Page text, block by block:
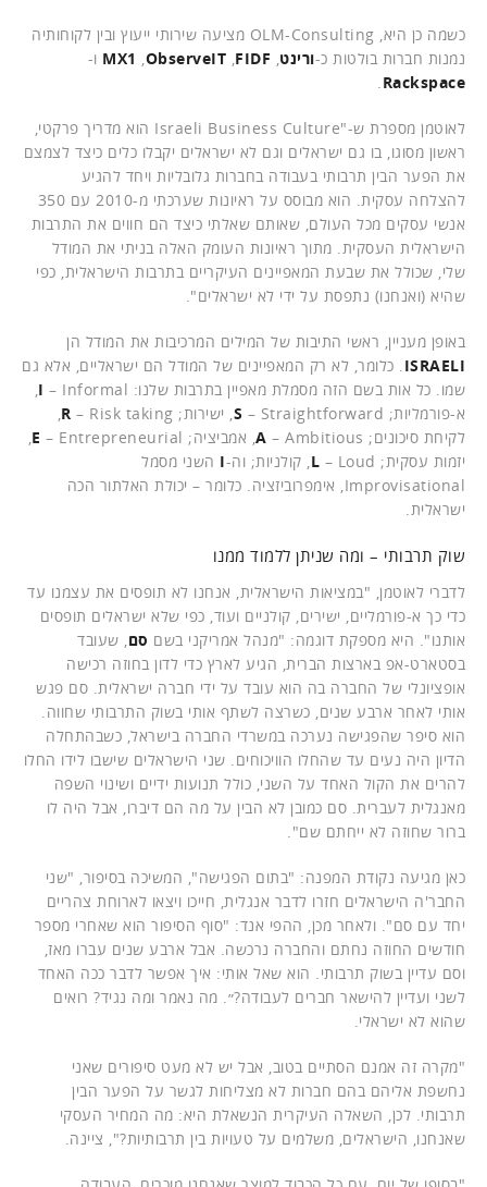
כשמה כן היא, OLM-Consulting מציעה שירותי ייעוץ ובין לקוחותיה
נמנות חברות בולטות כ-ורינט,
MX1 ,ObserveIT ,FIDF
ו-
Rackspace
.
לאוטמן מספרת ש-"Israeli Business Culture הוא מדריך פרקטי,
ראשון מסוגו, בו גם ישראלים וגם לא ישראלים יקבלו כלים כיצד לצמצם
את הפער הבין תרבותי בעבודה בחברות גלובליות ויחד להגיע
להצלחה עסקית. הוא מבוסס על ראיונות שערכתי מ-2010 עם 350
אנשי עסקים מכל העולם, שאותם שאלתי כיצד הם חווים את התרבות
הישראלית העסקית. מתוך ראיונות העומק האלה בניתי את המודל
שלי, שכולל את שבעת המאפיינים העיקריים בתרבות הישראלית, כפי
שהיא (ואנחנו) נתפסת על ידי לא ישראלים".
באופן מעניין, ראשי התיבות של המילים המרכיבות את המודל הן
ISRAELI. כלומר, לא רק המאפיינים של המודל הם ישראליים, אלא גם
שמו. כל אות בשם הזה מסמלת מאפיין בתרבות שלנו:
I
– Informal,
א-פורמליות;
S – Straightforward, ישירות; R
– Risk taking,
לקיחת סיכונים;
A – Ambitious, אמביציה; E
– Entrepreneurial,
יזמות עסקית;
L – Loud, קולניות; וה- I השני מסמל
Improvisational, אימפרוביזציה. כלומר – יכולת האלתור הכה
ישראלית.
שוק תרבותי – ומה שניתן ללמוד ממנו
לדברי לאוטמן, "במציאות הישראלית, אנחנו לא תופסים את עצמנו עד
כדי כך א-פורמליים, ישירים, קולניים ועוד, כפי שלא ישראלים תופסים
אותנו". היא מספקת דוגמה: "מנהל אמריקני בשם סם, שעובד
בסטארט-אפ בארצות הברית, הגיע לארץ כדי לדון בחוזה רכישה
אופציונלי של החברה בה הוא עובד על ידי חברה ישראלית. סם פגש
אותי לאחר ארבע שנים, כשרצה לשתף אותי בשוק התרבותי שחווה.
הוא סיפר שהפגישה נערכה במשרדי החברה בישראל, כשבהתחלה
הדיון היה נעים עד שהחלו הוויכוחים. שני הישראלים שישבו לידו החלו
להרים את הקול האחד על השני, כולל תנועות ידיים ושינוי השפה
מאנגלית לעברית. סם כמובן לא הבין על מה הם דיברו, אבל היה לו
ברור שחוזה לא ייחתם שם".
כאן מגיעה נקודת המפנה: "בתום הפגישה", המשיכה בסיפור, "שני
החבר'ה הישראלים חזרו לדבר אנגלית, חייכו ויצאו לארוחת צהריים
יחד עם סם". ולאחר מכן, ההפי אנד: "סוף הסיפור הוא שאחרי מספר
חודשים החוזה נחתם והחברה נרכשה. אבל ארבע שנים עברו מאז,
וסם עדיין בשוק תרבותי. הוא שאל אותי: איך אפשר לדבר ככה האחד
לשני ועדיין להישאר חברים לעבודה?״. מה נאמר ומה נגיד? רואים
שהוא לא ישראלי.
"מקרה זה אמנם הסתיים בטוב, אבל יש לא מעט סיפורים שאני
נחשפת אליהם בהם חברות לא מצליחות לגשר על הפער הבין
תרבותי. לכן, השאלה העיקרית הנשאלת היא: מה המחיר העסקי
שאנחנו, הישראלים, משלמים על טעויות בין תרבותיות?", ציינה.